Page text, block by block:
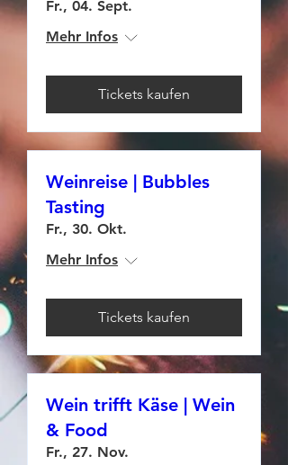
Fr., 04. Sept.
Mehr Infos
Tickets kaufen
Weinreise | Bubbles
Tasting
Fr., 30. Okt.
Mehr Infos
Tickets kaufen
Wein trifft Käse | Wein
& Food
Fr., 27. Nov.